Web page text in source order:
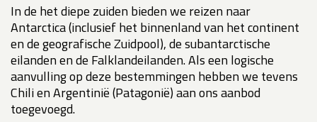
In de het diepe zuiden bieden we reizen naar
Antarctica (inclusief het binnenland van het continent
en de geografische Zuidpool), de subantarctische
eilanden en de Falklandeilanden. Als een logische
aanvulling op deze bestemmingen hebben we tevens
Chili en Argentinië (Patagonië) aan ons aanbod
toegevoegd.